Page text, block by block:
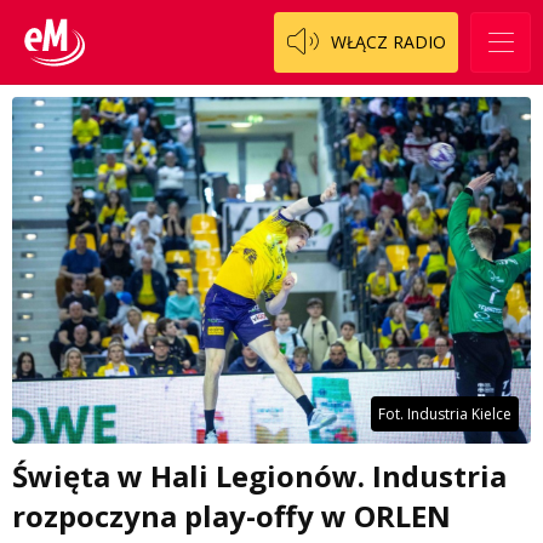
WŁĄCZ RADIO
Fot. Industria Kielce
Święta w Hali Legionów. Industria
rozpoczyna play-offy w ORLEN